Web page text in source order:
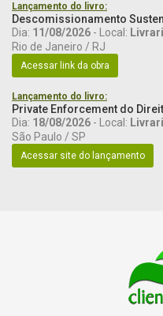
Lançamento do livro:
Descomissionamento
Dia: 11/08/2026 - Local:
Rio de Janeiro / RJ
Acessar link da obra
Lançamento do livro:
Private Enforcement do
Dia: 18/08/2026 - Local:
São Paulo / SP
Acessar site do lançamento